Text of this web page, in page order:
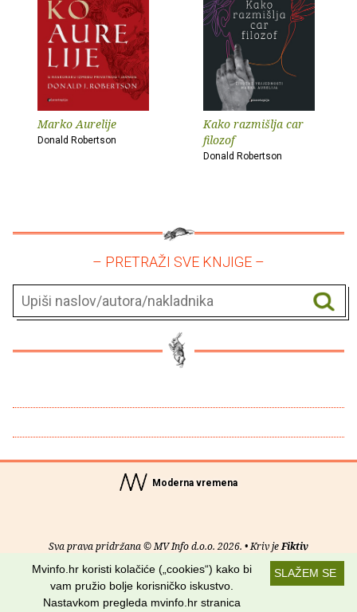
Marko Aurelije
Donald Robertson
Kako razmišlja car
filozof
Donald Robertson
– PRETRAŽI SVE KNJIGE –
Moderna vremena
Sva prava pridržana © MV Info d.o.o. 2026. • Kriv jeFiktiv
Uvjeti korištenja RSS kanali
Potraži nas na:
SLAŽEM SE
Mvinfo.hr koristi kolačiće („cookies“) kako bi
vam pružio bolje korisničko iskustvo.
Nastavkom pregleda mvinfo.hr stranica